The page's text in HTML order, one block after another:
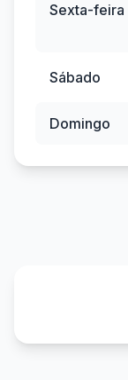
Sexta-feira
Sábado
Domingo